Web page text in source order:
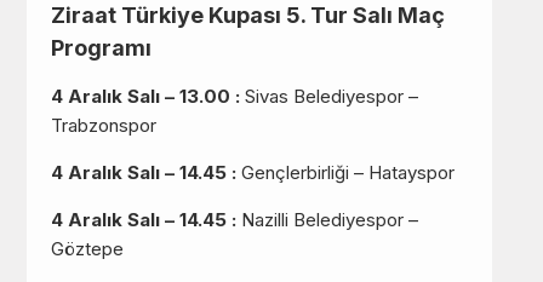
Ziraat Türkiye Kupası 5. Tur Salı Maç
Programı
4 Aralık Salı – 13.00 : Sivas Belediyespor –
Trabzonspor
4 Aralık Salı – 14.45 : Gençlerbirliği – Hatayspor
4 Aralık Salı – 14.45 : Nazilli Belediyespor –
Göztepe